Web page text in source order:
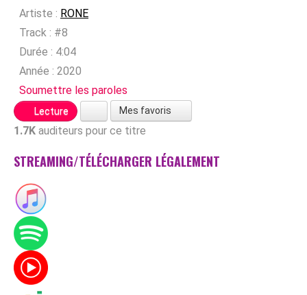
Artiste : RONE
Track : #8
Durée : 4:04
Année : 2020
Soumettre les paroles
Lecture Mes favoris
1.7K auditeurs pour ce titre
STREAMING/TÉLÉCHARGER LÉGALEMENT